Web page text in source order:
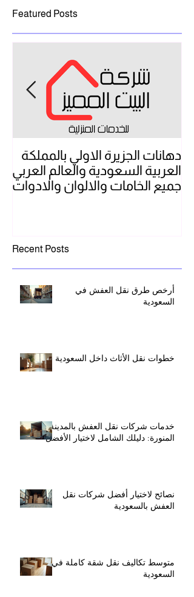
Featured Posts
دهانات الجزيرة الاولي بالمملكة
العربية السعودية والعالم العربي
جميع الخامات والالوان والادوات
Recent Posts
أرخص طرق نقل العفش في
السعودية
خطوات نقل الأثاث داخل السعودية
خدمات شركات نقل العفش بالمدينة
المنورة: دليلك الشامل لاختيار الأفضل
نصائح لاختيار أفضل شركات نقل
العفش بالسعودية
متوسط تكاليف نقل شقة كاملة في
السعودية